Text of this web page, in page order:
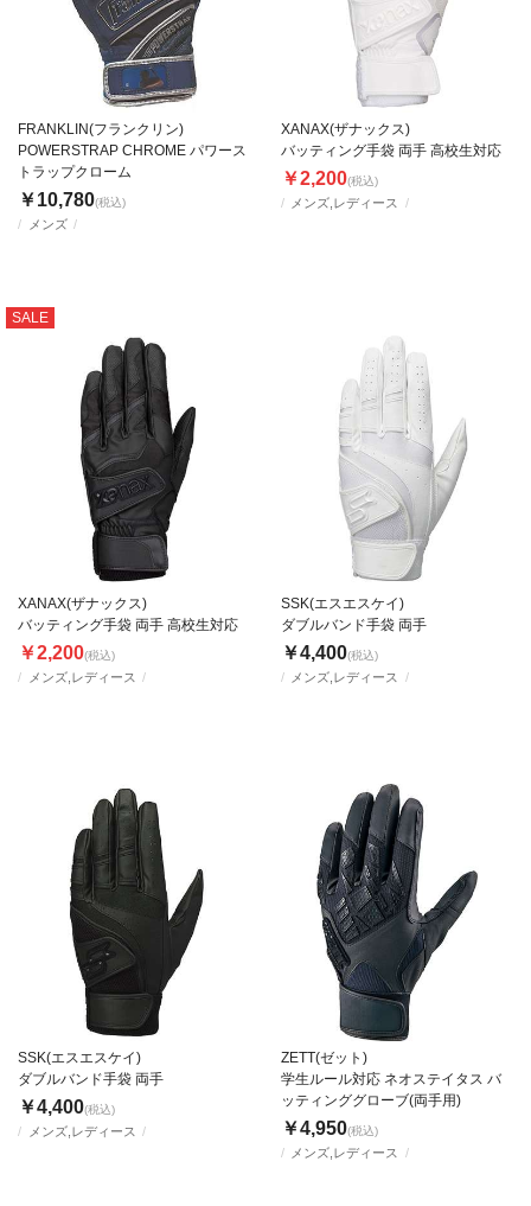
メンズ
FRANKLIN(フランクリン)
POWERSTRAP CHROME パワース
トラップクローム
￥10,780(税込) メンズ,レディース
XANAX(ザナックス)
バッティング手袋 両手 高校生対応
￥2,200(税込)
SALE
メンズ,レディース
XANAX(ザナックス)
バッティング手袋 両手 高校生対応
￥2,200(税込)
メンズ,レディース
SSK(エスエスケイ)
ダブルバンド手袋 両手
￥4,400(税込)
メンズ,レディース
SSK(エスエスケイ)
ダブルバンド手袋 両手
￥4,400(税込)
メンズ,レディース
ZETT(ゼット)
学生ルール対応 ネオステイタス バ
ッティンググローブ(両手用)
￥4,950(税込)